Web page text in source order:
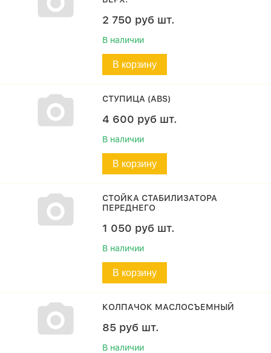
2 750 руб шт.
В наличии
В корзину
СТУПИЦА (ABS)
4 600 руб шт.
В наличии
В корзину
СТОЙКА СТАБИЛИЗАТОРА
ПЕРЕДНЕГО
1 050 руб шт.
В наличии
В корзину
КОЛПАЧОК МАСЛОСЪЕМНЫЙ
85 руб шт.
В наличии